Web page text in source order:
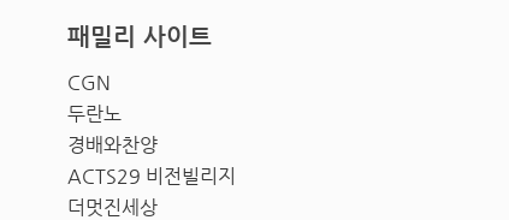
패밀리 사이트
CGN
두란노
경배와찬양
ACTS29 비전빌리지
더멋진세상